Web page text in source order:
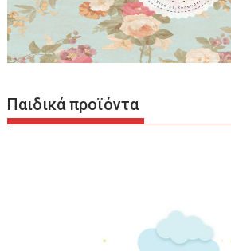
Παιδικά προϊόντα